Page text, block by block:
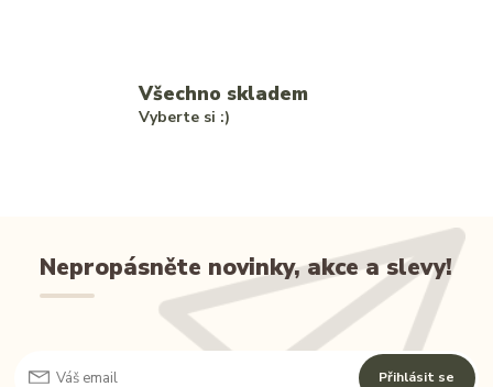
Všechno skladem
Vyberte si :)
Nepropásněte novinky, akce a slevy!
Přihlásit se